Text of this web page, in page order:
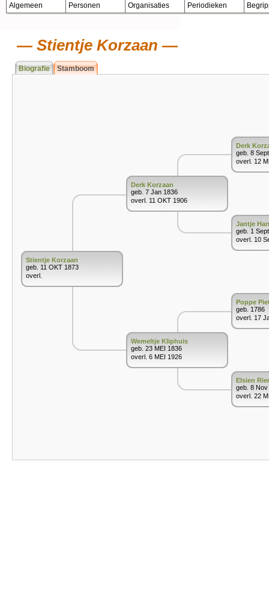
Algemeen Personen Organisaties Periodieken
Stientje Korzaan
Biografie Stamboom
Stientje Korzaan
geb. 11 OKT 1873
overl.
Derk Korzaan
geb. 7 Jan 1836
overl. 11 OKT 1906
Wemeltje Kliphuis
geb. 23 MEI 1836
overl. 6 MEI 1926
Derk
geb. 8
overl. 12
Jantje
geb. 1
overl. 10
Poppe
geb. 1786
overl. 17
Elsien
geb. 8 Nov
overl. 22